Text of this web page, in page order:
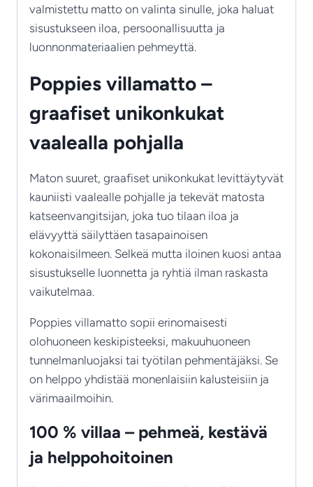
valmistettu matto on valinta sinulle, joka haluat
sisustukseen iloa, persoonallisuutta ja
luonnonmateriaalien pehmeyttä.
Poppies villamatto –
graafiset unikonkukat
vaalealla pohjalla
Maton suuret, graafiset unikonkukat levittäytyvät
kauniisti vaalealle pohjalle ja tekevät matosta
katseenvangitsijan, joka tuo tilaan iloa ja
elävyyttä säilyttäen tasapainoisen
kokonaisilmeen. Selkeä mutta iloinen kuosi antaa
sisustukselle luonnetta ja ryhtiä ilman raskasta
vaikutelmaa.
Poppies villamatto sopii erinomaisesti
olohuoneen keskipisteeksi, makuuhuoneen
tunnelmanluojaksi tai työtilan pehmentäjäksi. Se
on helppo yhdistää monenlaisiin kalusteisiin ja
värimaailmoihin.
100 % villaa – pehmeä, kestävä
ja helppohoitoinen